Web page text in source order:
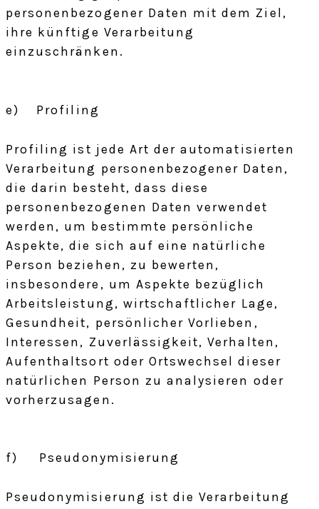
personenbezogener Daten mit dem Ziel,
ihre künftige Verarbeitung
einzuschränken.
e) Profiling
Profiling ist jede Art der automatisierten
Verarbeitung personenbezogener Daten,
die darin besteht, dass diese
personenbezogenen Daten verwendet
werden, um bestimmte persönliche
Aspekte, die sich auf eine natürliche
Person beziehen, zu bewerten,
insbesondere, um Aspekte bezüglich
Arbeitsleistung, wirtschaftlicher Lage,
Gesundheit, persönlicher Vorlieben,
Interessen, Zuverlässigkeit, Verhalten,
Aufenthaltsort oder Ortswechsel dieser
natürlichen Person zu analysieren oder
vorherzusagen.
f) Pseudonymisierung
Pseudonymisierung ist die Verarbeitung